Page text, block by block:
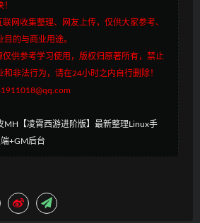
网收集整理、网友上传，仅供大家参考、
的与商业用途。
供参考学习使用，版权归原著所有，禁止
和非法行为，请在24小时之内自行删除！
MH【凌霄西游进阶版】最新整理Linux手
+GM后台